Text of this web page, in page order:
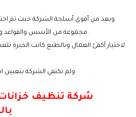
ويعد من أقوى أسلحة الشركة حيث تم
مجموعة من الأسس والقواعد والشروط وضعتها الشركة.
لاختيار أكفئ العمال وبالطبع كانت الخبرة
ولم تكتفي الشركة بتعيين افراد ذو خبرة في هذا المجال.